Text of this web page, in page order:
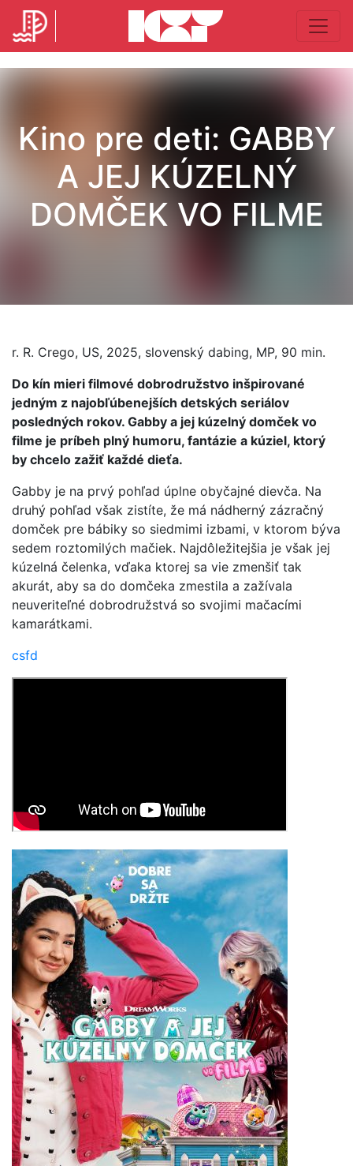
Kino pre deti: GABBY
A JEJ KÚZELNÝ
DOMČEK VO FILME
r. R. Crego, US, 2025, slovenský dabing, MP, 90 min.
Do kín mieri filmové dobrodružstvo inšpirované
jedným z najobľúbenejších detských seriálov
posledných rokov. Gabby a jej kúzelný domček vo
filme je príbeh plný humoru, fantázie a kúziel, ktorý
by chcelo zažiť každé dieťa.
Gabby je na prvý pohľad úplne obyčajné dievča. Na
druhý pohľad však zistíte, že má nádherný zázračný
domček pre bábiky so siedmimi izbami, v ktorom býva
sedem roztomilých mačiek. Najdôležitejšia je však jej
kúzelná čelenka, vďaka ktorej sa vie zmenšiť tak
akurát, aby sa do domčeka zmestila a zažívala
neuveriteľné dobrodružstvá so svojimi mačacími
kamarátkami.
csfd